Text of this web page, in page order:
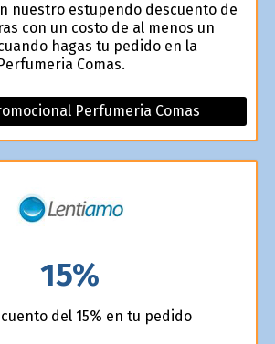
nuestro estupendo descuento de
con un costo de al menos un
hagas tu pedido en la
Comas.
Perfumeria Comas
15%
del 15% en tu pedido